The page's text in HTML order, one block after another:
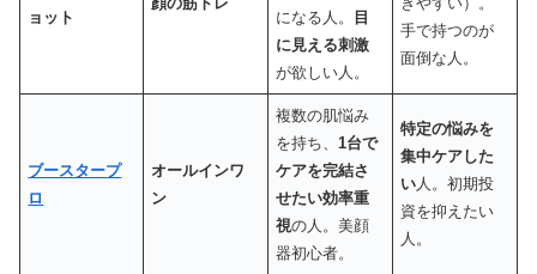
ョット
になる人。
目
に見える刺激
が欲しい人。
手で持つのが
面倒な人。
ブースタープ
ロ
オールインワ
ン
複数の肌悩み
を持ち、 1台で
ケアを完結さ
せたい効率重
視の人。美顔
器初心者。
特定の悩みを
集中ケアした
い 人。初期投
資を抑えたい
人。